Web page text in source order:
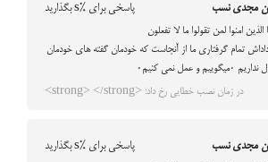
مجدی نسب پاسخی برای %s بگذارید
الذین امنوا لمن تقولوا ما لا تفعلون
تمام گرفتاری ما از آنجاست که خودمان گفته های خودمان
و عمل نمی کنیم۰
در زمان نصب خطایی رخ داد: <strong> </strong>
مجدی نسب پاسخی برای %s بگذارید